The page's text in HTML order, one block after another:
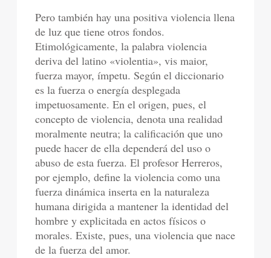
Pero también hay una positiva violencia llena
de luz que tiene otros fondos.
Etimológicamente, la palabra violencia
deriva del latino «violentia», vis maior,
fuerza mayor, ímpetu. Según el diccionario
es la fuerza o energía desplegada
impetuosamente. En el origen, pues, el
concepto de violencia, denota una realidad
moralmente neutra; la calificación que uno
puede hacer de ella dependerá del uso o
abuso de esta fuerza. El profesor Herreros,
por ejemplo, define la violencia como una
fuerza dinámica inserta en la naturaleza
humana dirigida a mantener la identidad del
hombre y explicitada en actos físicos o
morales. Existe, pues, una violencia que nace
de la fuerza del amor.